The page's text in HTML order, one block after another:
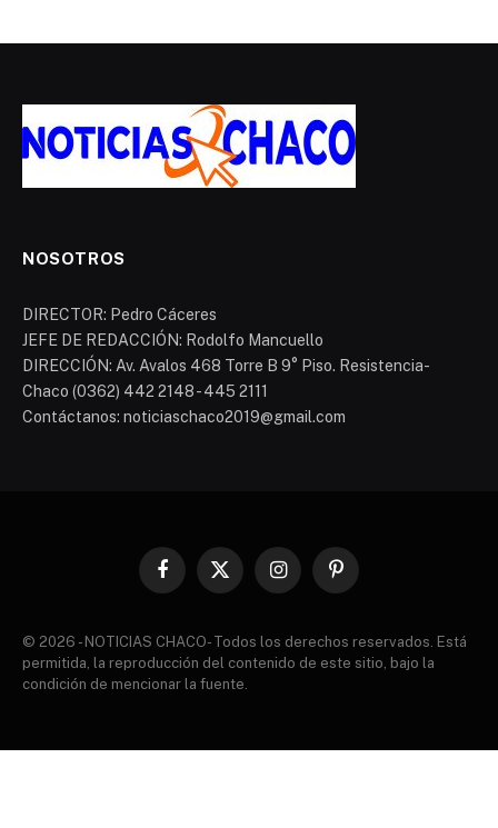
NOSOTROS
DIRECTOR: Pedro Cáceres
JEFE DE REDACCIÓN: Rodolfo Mancuello
DIRECCIÓN: Av. Avalos 468 Torre B 9° Piso. Resistencia-
Chaco (0362) 442 2148 - 445 2111
Contáctanos: noticiaschaco2019@gmail.com
Facebook
X
InstagramPinterest
© 2026 - NOTICIAS CHACO- Todos los derechos reservados. Está
permitida, la reproducción del contenido de este sitio, bajo la
condición de mencionar la fuente.